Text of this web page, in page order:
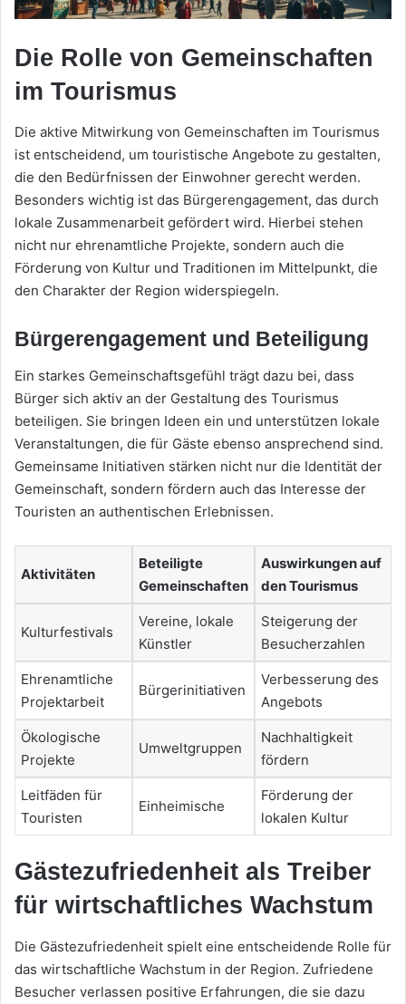
Die Rolle von Gemeinschaften
im Tourismus
Die aktive Mitwirkung von Gemeinschaften im Tourismus
ist entscheidend, um touristische Angebote zu gestalten,
die den Bedürfnissen der Einwohner gerecht werden.
Besonders wichtig ist das Bürgerengagement, das durch
lokale Zusammenarbeit gefördert wird. Hierbei stehen
nicht nur ehrenamtliche Projekte, sondern auch die
Förderung von Kultur und Traditionen im Mittelpunkt, die
den Charakter der Region widerspiegeln.
Bürgerengagement und Beteiligung
Ein starkes Gemeinschaftsgefühl trägt dazu bei, dass
Bürger sich aktiv an der Gestaltung des Tourismus
beteiligen. Sie bringen Ideen ein und unterstützen lokale
Veranstaltungen, die für Gäste ebenso ansprechend sind.
Gemeinsame Initiativen stärken nicht nur die Identität der
Gemeinschaft, sondern fördern auch das Interesse der
Touristen an authentischen Erlebnissen.
Aktivitäten
Beteiligte
Gemeinschaften
Auswirkungen auf
den Tourismus
Kulturfestivals
Vereine, lokale
Künstler
Steigerung der
Besucherzahlen
Ehrenamtliche
Projektarbeit
Bürgerinitiativen
Verbesserung des
Angebots
Ökologische
Projekte
Umweltgruppen
Nachhaltigkeit
fördern
Leitfäden für
Touristen
Einheimische
Förderung der
lokalen Kultur
Gästezufriedenheit als Treiber
für wirtschaftliches Wachstum
Die Gästezufriedenheit spielt eine entscheidende Rolle für
das wirtschaftliche Wachstum in der Region. Zufriedene
Besucher verlassen positive Erfahrungen, die sie dazu